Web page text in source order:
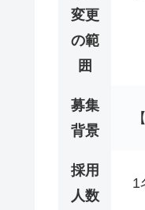
変更
の範
囲
募集
背景
採用
人数
1